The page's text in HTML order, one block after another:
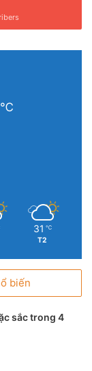
℃
31 ℃
T2
biến
sắc trong 4